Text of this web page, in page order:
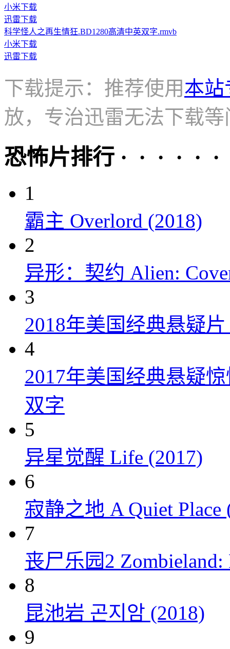
小米下载
迅雷下载
科学怪人之再生情狂.BD1280高清中英双字.rmvb
小米下载
迅雷下载
下载提示：推荐使用本站
放，专治迅雷无法下载等
恐怖片排行 · · · · · ·
1
霸主 Overlord (2018)
2
异形：契约 Alien:
3
2018年美国经典悬疑
4
2017年美国经典悬疑
双字
5
异星觉醒 Life (2017)
6
寂静之地 A Quiet Place
7
丧尸乐园2 Zombieland:
8
昆池岩 곤지암 (2018)
9